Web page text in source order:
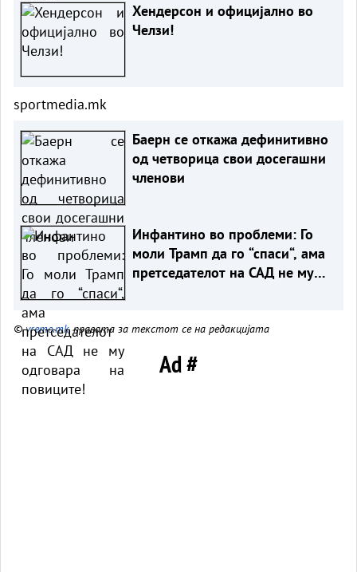
Хендерсон и официјално во
Челзи!
sportmedia.mk
Баерн се откажа дефинитивно
од четворица свои досегашни
членови
Инфантино во проблеми: Го
моли Трамп да го “спаси“, ама
претседателот на САД не му
©vreme.mk, правата за текстот се на редакцијата
Ad #